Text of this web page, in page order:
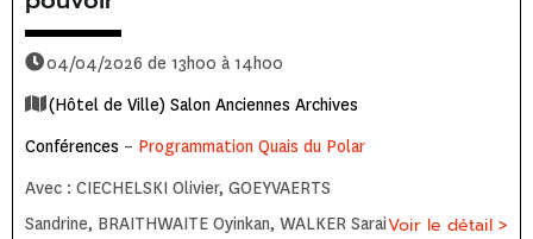
04/04/2026 de 13h00 à 14h00
(Hôtel de Ville) Salon Anciennes Archives
Conférences – Programmation Quais du Polar
Avec : CIECHELSKI Olivier, GOEYVAERTS
Sandrine, BRAITHWAITE Oyinkan, WALKER SaraiVoir le détail >